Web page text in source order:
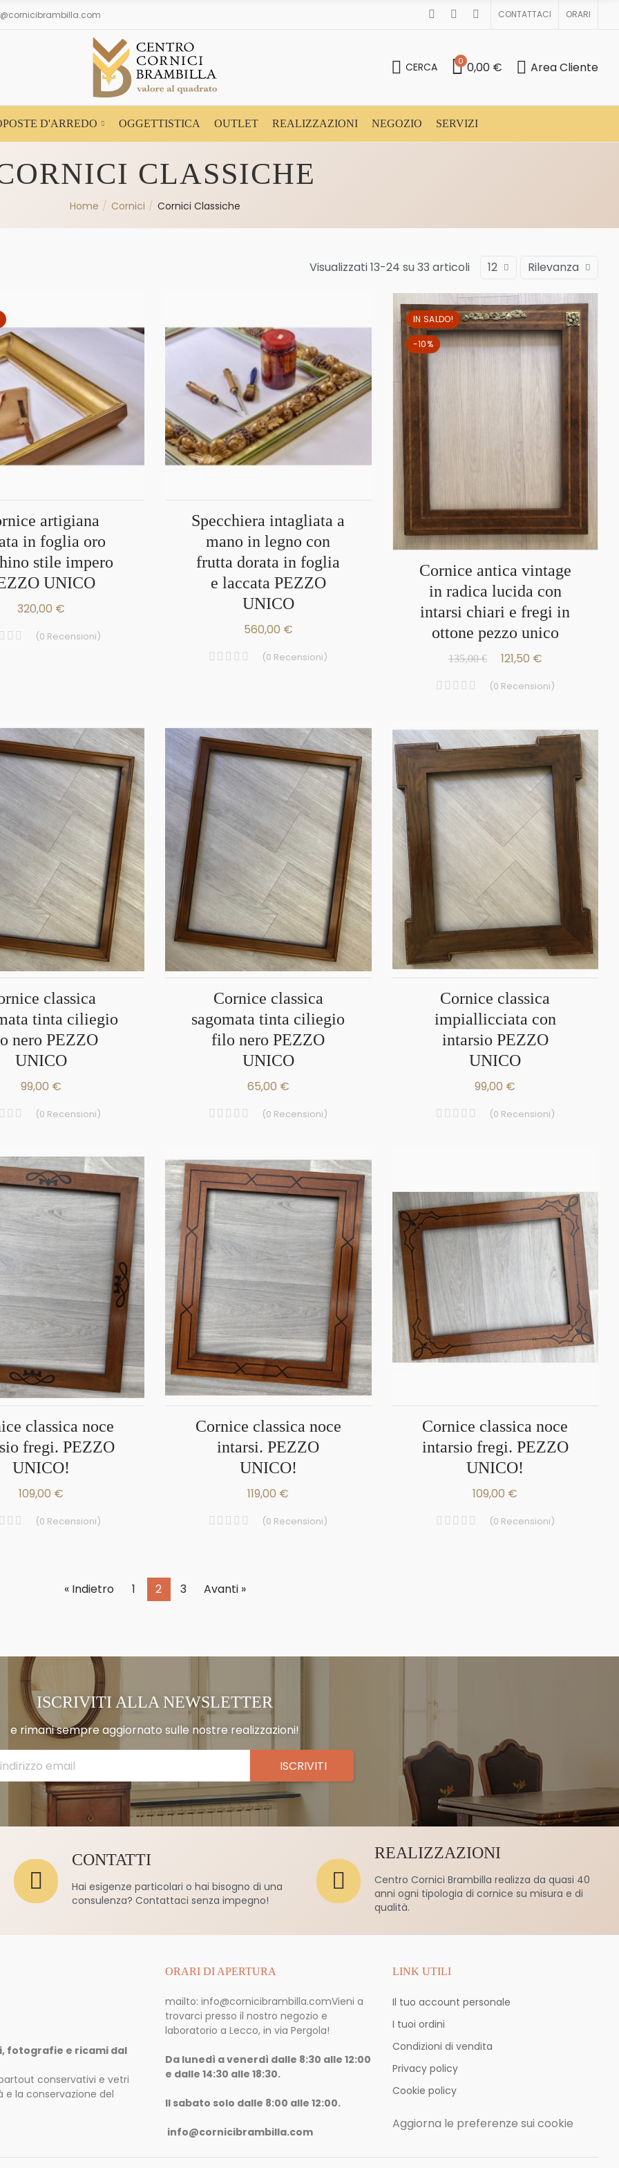
CONTATTACI ORARI
CERCA 0 0,00 € Area Cliente
D'ARREDO OGGETTISTICA OUTLET REALIZZAZIONI NEGOZIO SERVIZI
CLASSICHE
Home Cornici Cornici Classiche
Visualizzati 13-24 su 33 articoli 12 Rilevanza
in foglia oro
stile impero
UNICO
320,00 €
(0 Recensioni)
Specchiera intagliata a
mano in legno con
frutta dorata in foglia
e laccata PEZZO
UNICO
560,00 €
(0 Recensioni)
IN SALDO!
-10%
Cornice antica vintage
in radica lucida con
intarsi chiari e fregi in
ottone pezzo unico
135,00 € 121,50 €
(0 Recensioni)
tinta ciliegio
nero PEZZO
UNICO
99,00 €
(0 Recensioni)
cornice classica
sagomata tinta ciliegio
filo nero PEZZO
UNICO
65,00 €
(0 Recensioni)
Cornice classica
impiallicciata con
intarsio PEZZO
UNICO
99,00 €
(0 Recensioni)
fregi. PEZZO
UNICO!
109,00 €
(0 Recensioni)
Cornice classica noce
intarsi. PEZZO
UNICO!
119,00 €
(0 Recensioni)
Cornice classica noce
intarsio fregi. PEZZO
UNICO!
109,00 €
(0 Recensioni)
« Indietro 1 2 3 Avanti »
ISCRIVITI ALLA NEWSLETTER
e rimani sempre aggiornato sulle nostre realizzazioni!
ISCRIVITI
CONTATTI
Hai esigenze particolari o hai bisogno di una
consulenza? Contattaci senza impegno!
REALIZZAZIONI
Centro Cornici Brambilla realizza da quasi 40
anni ogni tipologia di cornice su misura e di
qualità.
fotografie e ricami dal
conservativi e vetri
e la conservazione del
ORARI DI APERTURA
mailto: info@cornicibrambilla.comVieni a
trovarci presso il nostro negozio e
laboratorio a Lecco, in via Pergola!
Da lunedì a venerdì dalle 8:30 alle 12:00
e dalle 14:30 alle 18:30.
Il sabato solo dalle 8:00 alle 12:00.
info@cornicibrambilla.com
LINK UTILI
Il tuo account personale
I tuoi ordini
Condizioni di vendita
Privacy policy
Cookie policy
Aggiorna le preferenze sui cookie